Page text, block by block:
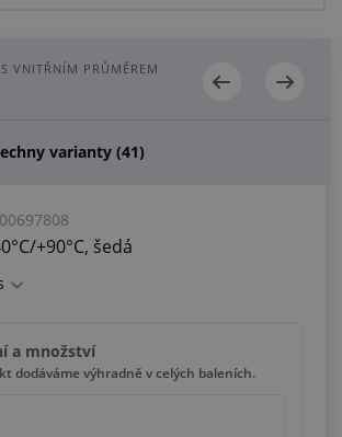
VNITŘNÍM PRŮMĚREM
varianty (41)
00697808
+90°C, šedá
a množství
dodáváme výhradně v celých baleních.